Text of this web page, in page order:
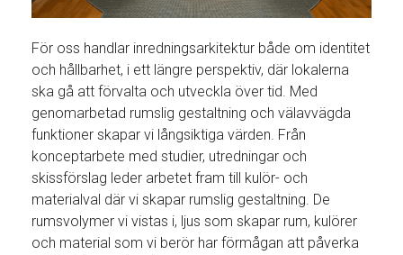
För oss handlar inredningsarkitektur både om identitet
och hållbarhet, i ett längre perspektiv, där lokalerna
ska gå att förvalta och utveckla över tid. Med
genomarbetad rumslig gestaltning och välavvägda
funktioner skapar vi långsiktiga värden. Från
konceptarbete med studier, utredningar och
skissförslag leder arbetet fram till kulör- och
materialval där vi skapar rumslig gestaltning. De
rumsvolymer vi vistas i, ljus som skapar rum, kulörer
och material som vi berör har förmågan att påverka